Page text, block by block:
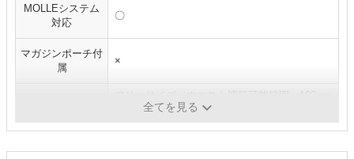
MOLLEシステム
対応
〇
マガジンポーチ付
属
×
～130cm）全てを見る